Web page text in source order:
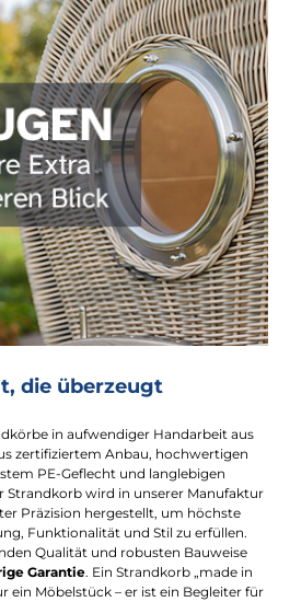
die überzeugt
in aufwendiger Handarbeit aus
zertifiziertem Anbau, hochwertigen
PE-Geflecht und langlebigen
Strandkorb wird in unserer Manufaktur
Präzision hergestellt, um höchste
Funktionalität und Stil zu erfüllen.
Qualität und robusten Bauweise
Garantie. Ein Strandkorb „made in
ein Möbelstück – er ist ein Begleiter für